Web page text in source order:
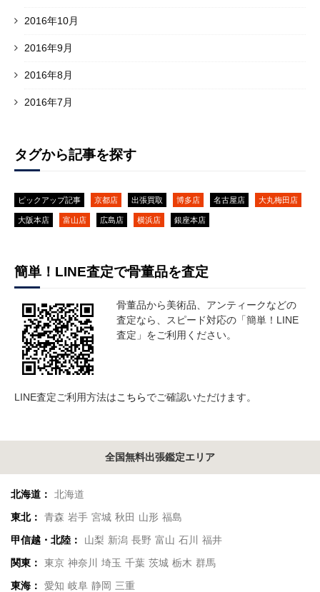
2016年10月
2016年9月
2016年8月
2016年7月
タグから記事を探す
ピックアップ記事 京都店 出張買取 博多店 名古屋店 大丸梅田店
大阪本店 富山店 広島店 横浜店 銀座本店
簡単！LINE査定で骨董品を査定
骨董品から美術品、アンティークなどの
査定なら、スピード対応の「簡単！LINE
査定」をご利用ください。
LINE査定ご利用方法はこちらでご確認いただけます。
全国無料出張鑑定エリア
北海道：
北海道
東北：
青森 岩手 宮城 秋田 山形 福島
甲信越・北陸：
山梨 新潟 長野 富山 石川
福井
関東：
東京 神奈川 埼玉 千葉 茨城 栃木 群馬
東海：
愛知 岐阜 静岡 三重